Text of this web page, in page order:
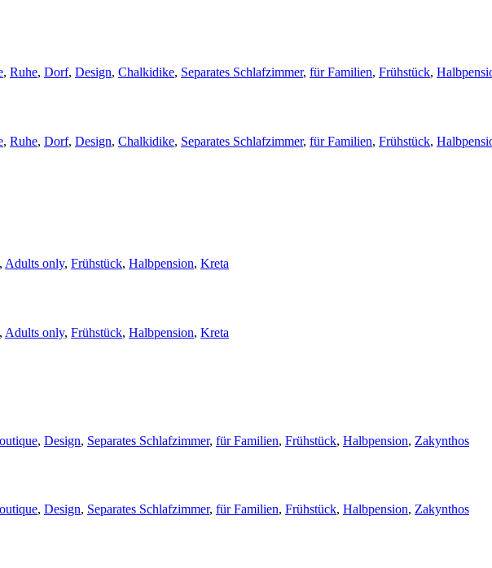
, Ruhe, Dorf, Design, Chalkidike, Separates Schlafzimmer, für Familien, Frühstück,
, Ruhe, Dorf, Design, Chalkidike, Separates Schlafzimmer, für Familien, Frühstück,
, Adults only, Frühstück, Halbpension, Kreta
, Adults only, Frühstück, Halbpension, Kreta
, Design, Separates Schlafzimmer, für Familien, Frühstück, Halbpension, Zakynthos
, Design, Separates Schlafzimmer, für Familien, Frühstück, Halbpension, Zakynthos